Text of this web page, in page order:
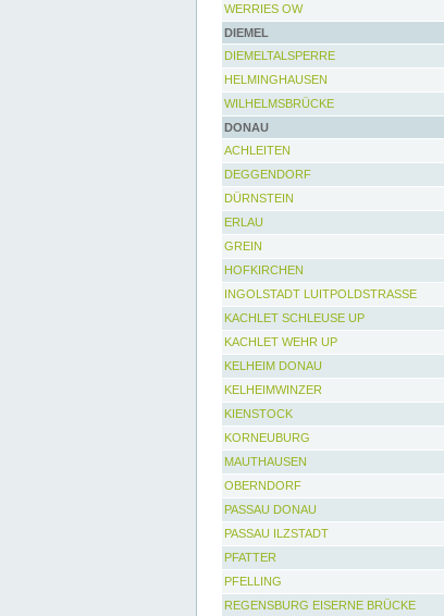
WERRIES OW
DIEMEL
DIEMELTALSPERRE
HELMINGHAUSEN
WILHELMSBRÜCKE
DONAU
ACHLEITEN
DEGGENDORF
DÜRNSTEIN
ERLAU
GREIN
HOFKIRCHEN
INGOLSTADT LUITPOLDSTRASSE
KACHLET SCHLEUSE UP
KACHLET WEHR UP
KELHEIM DONAU
KELHEIMWINZER
KIENSTOCK
KORNEUBURG
MAUTHAUSEN
OBERNDORF
PASSAU DONAU
PASSAU ILZSTADT
PFATTER
PFELLING
REGENSBURG EISERNE BRÜCKE